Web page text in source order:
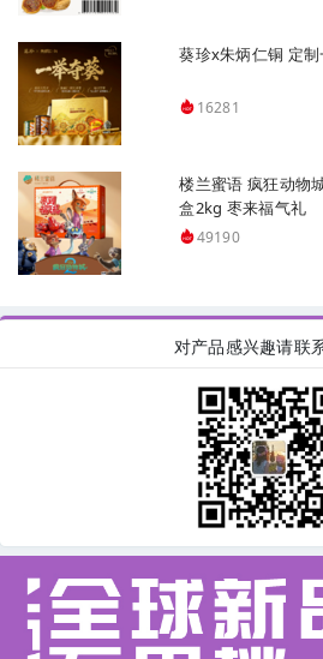
葵珍x朱炳仁铜 定
16281
楼兰蜜语 疯狂动物
盒2kg 枣来福气礼
49190
对产品感兴趣请联